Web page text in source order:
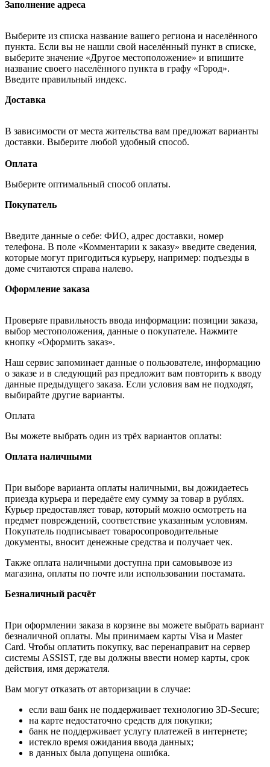
Заполнение адреса
Выберите из списка название вашего региона и населённого
пункта. Если вы не нашли свой населённый пункт в списке,
выберите значение «Другое местоположение» и впишите
название своего населённого пункта в графу «Город».
Введите правильный индекс.
Доставка
В зависимости от места жительства вам предложат варианты
доставки. Выберите любой удобный способ.
Оплата
Выберите оптимальный способ оплаты.
Покупатель
Введите данные о себе: ФИО, адрес доставки, номер
телефона. В поле «Комментарии к заказу» введите сведения,
которые могут пригодиться курьеру, например: подъезды в
доме считаются справа налево.
Оформление заказа
Проверьте правильность ввода информации: позиции заказа,
выбор местоположения, данные о покупателе. Нажмите
кнопку «Оформить заказ».
Наш сервис запоминает данные о пользователе, информацию
о заказе и в следующий раз предложит вам повторить к вводу
данные предыдущего заказа. Если условия вам не подходят,
выбирайте другие варианты.
Оплата
Вы можете выбрать один из трёх вариантов оплаты:
Оплата наличными
При выборе варианта оплаты наличными, вы дожидаетесь
приезда курьера и передаёте ему сумму за товар в рублях.
Курьер предоставляет товар, который можно осмотреть на
предмет повреждений, соответствие указанным условиям.
Покупатель подписывает товаросопроводительные
документы, вносит денежные средства и получает чек.
Также оплата наличными доступна при самовывозе из
магазина, оплаты по почте или использовании постамата.
Безналичный расчёт
При оформлении заказа в корзине вы можете выбрать вариант
безналичной оплаты. Мы принимаем карты Visa и Master
Card. Чтобы оплатить покупку, вас перенаправит на сервер
системы ASSIST, где вы должны ввести номер карты, срок
действия, имя держателя.
Вам могут отказать от авторизации в случае:
если ваш банк не поддерживает технологию 3D-Secure;
на карте недостаточно средств для покупки;
банк не поддерживает услугу платежей в интернете;
истекло время ожидания ввода данных;
в данных была допущена ошибка.